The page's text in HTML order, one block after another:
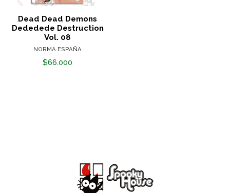
Dead Dead Demons
Dededede Destruction
Vol. 08
NORMA ESPAÑA
$66.000